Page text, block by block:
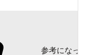
参考になった